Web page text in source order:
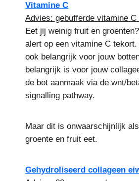
Vitamine C
Advies: gebufferde vitamine C
Eet jij weinig fruit en
alert op een vitamine C
ook belangrijk voor jouw
belangrijk is voor jouw
de bot aanmaak via de wnt/
signalling pathway.
Maar dit is onwaarschijnlijk
groente en fruit eet.
Gehydroliseerd collageen